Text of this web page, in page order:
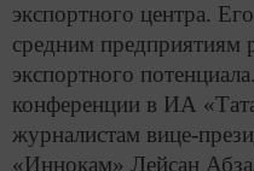
экспортного центра.
средним предприятиям
экспортного
конференции в ИА
журналистам вице-
«Иннокам» Лейсан